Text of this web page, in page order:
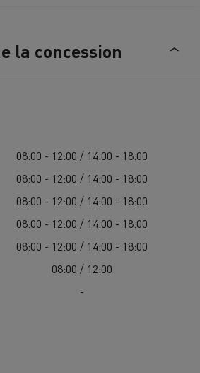
la concession
08:00 - 12:00 / 14:00 - 18:00
08:00 - 12:00 / 14:00 - 18:00
08:00 - 12:00 / 14:00 - 18:00
08:00 - 12:00 / 14:00 - 18:00
08:00 - 12:00 / 14:00 - 18:00
08:00 / 12:00
-